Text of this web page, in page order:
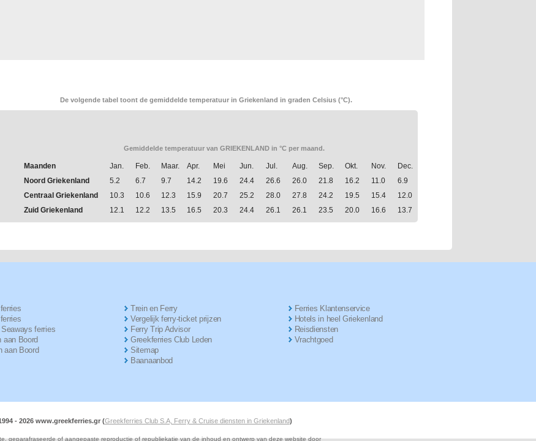
De volgende tabel toont de gemiddelde temperatuur in Griekenland in graden Celsius (°C).
Gemiddelde temperatuur van GRIEKENLAND in °C per maand.
Maanden Jan. Feb. Maar. Apr. Mei Jun. Jul. Aug. Sep. Okt. Nov.
Dec.
Noord Griekenland
5.2 6.7 9.7 14.2 19.6 24.4 26.6 26.0 21.8 16.2 11.0
6.9
Centraal Griekenland
10.3 10.6 12.3 15.9 20.7 25.2 28.0 27.8 24.2 19.5 15.4
12.0
Zuid Griekenland
12.1 12.2 13.5 16.5 20.3 24.4 26.1 26.1 23.5 20.0 16.6 13.7
Seaways ferries
aan Boord
aan Boord
Trein en Ferry
Vergelijk ferry-ticket prijzen
Ferry Trip Advisor
Greekferries Club Leden
Sitemap
Baanaanbod
Ferries Klantenservice
Hotels in heel Griekenland
Reisdiensten
Vrachtgoed
- 2026 www.greekferries.gr (Greekferries Club S.A, Ferry & Cruise diensten in Griekenland)
geparafraseerde of aangepaste reproductie of republiekatie van de inhoud en ontwerp van deze website door